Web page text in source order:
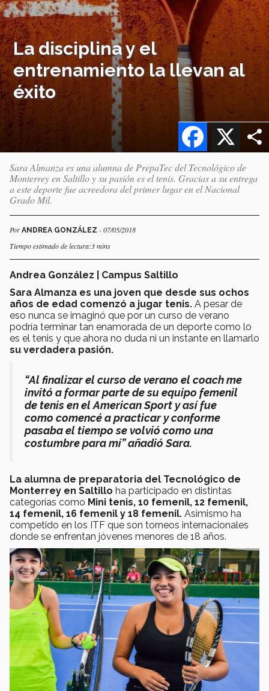
La disciplina y el
entrenamiento la llevan al
éxito
X
Facebook
Sara Almanza es una alumna de PrepaTec del Tecnológico de
Monterrey en Saltillo y su pasión es el tenis. Gracias a su entrega
a este deporte fue acreedora del primer lugar en el Nacional
Grado Mil.
Por ANDREA GONZÁLEZ - 07/05/2018
Tiempo estimado de lectura:3 mins
Andrea González | Campus Saltillo
Sara Almanza es una joven que desde sus ochos
años de edad comenzó a jugar tenis. A pesar de
eso nunca se imaginó que por un curso de verano
podría terminar tan enamorada de un deporte como lo
es el tenis y que ahora no duda ni un instante en llamarlo
su verdadera pasión.
“Al finalizar el curso de verano el coach me
invitó a formar parte de su equipo femenil
de tenis en el American Sport y así fue
como comencé a practicar y conforme
pasaba el tiempo se volvió como una
costumbre para mí” añadió Sara.
La alumna de preparatoria del Tecnológico de
Monterrey en Saltillo ha participado en distintas
categorías como Mini tenis, 10 femenil, 12 femenil,
14 femenil, 16 femenil y 18 femenil. Asimismo ha
competido en los ITF que son torneos internacionales
donde se enfrentan jóvenes menores de 18 años.